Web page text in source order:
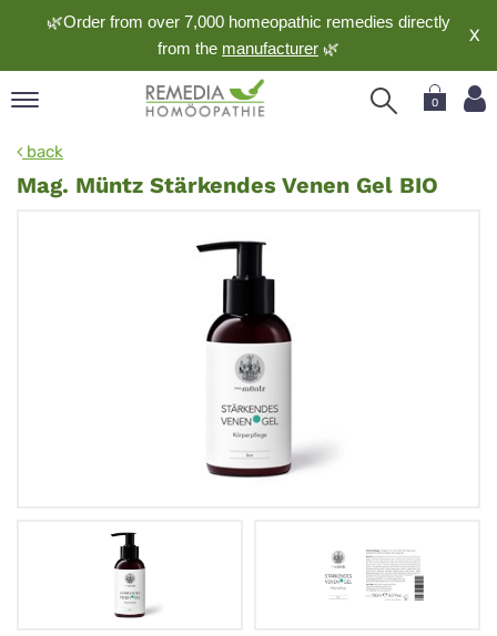
🌿Order from over 7,000 homeopathic remedies directly
from the manufacturer 🌿
X
0
back
Mag. Müntz Stärkendes Venen Gel BIO